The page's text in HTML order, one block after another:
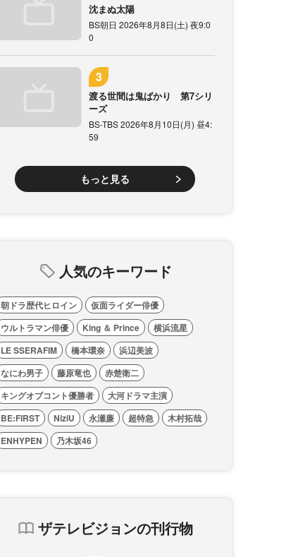
沈まぬ太陽
BS朝日 2026年8月8日(土) 夜9:0
0
渡る世間は鬼ばかり 第7シリ
ーズ
BS-TBS 2026年8月10日(月) 昼4:
59
もっと見る
人気のキーワード
朝ドラ歴代ヒロイン
仮面ライダー俳優
ウルトラマン俳優
King ＆ Prince
横浜流星
LE SSERAFIM
橋本環奈
浜辺美波
なにわ男子
藤原竜也
赤楚衛二
キングオブコント優勝者
大河ドラマ主演
BE:FIRST
NiziU 永瀬廉 超特急
木村拓哉
ENHYPEN
乃木坂46
ザテレビジョンの刊行物